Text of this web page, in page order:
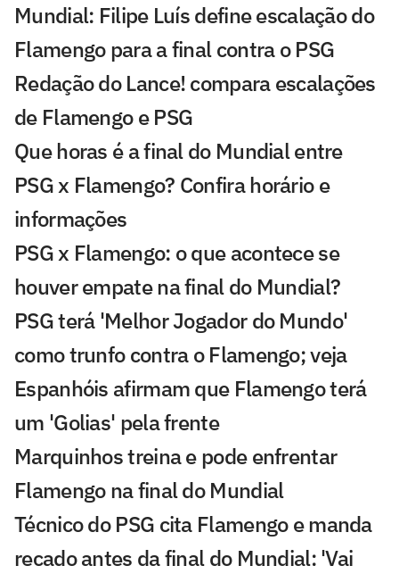
Mundial: Filipe Luís define escalação do
Flamengo para a final contra o PSG
Redação do Lance! compara escalações
de Flamengo e PSG
Que horas é a final do Mundial entre
PSG x Flamengo? Confira horário e
informações
PSG x Flamengo: o que acontece se
houver empate na final do Mundial?
PSG terá 'Melhor Jogador do Mundo'
como trunfo contra o Flamengo; veja
Espanhóis afirmam que Flamengo terá
um 'Golias' pela frente
Marquinhos treina e pode enfrentar
Flamengo na final do Mundial
Técnico do PSG cita Flamengo e manda
recado antes da final do Mundial: 'Vai